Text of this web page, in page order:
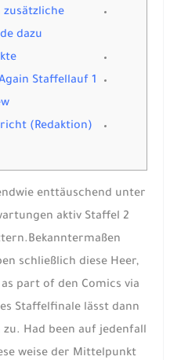
zusätzliche
dazu:
Staffellauf 1
(Redaktion)
enttäuschend unter
aktiv Staffel 2
schließlich diese Heer,
part of den Comics via
Staffelfinale lässt dann
Had been auf jedenfall
weise der Mittelpunkt